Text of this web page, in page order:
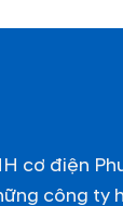
cơ điện
công ty